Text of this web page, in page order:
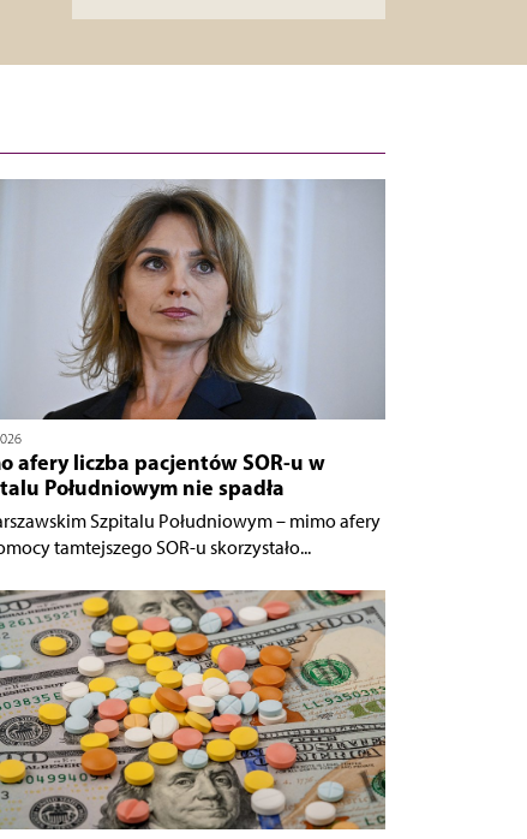
afery liczba pacjentów SOR-u w
Południowym nie spadła
Szpitalu Południowym – mimo afery
tamtejszego SOR-u skorzystało...